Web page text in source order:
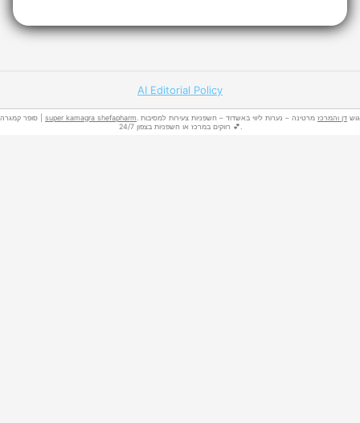
AI Editorial Policy
super kamagra shefapharm . גוש דן והמרכז מרטינה – נערות ליווי באשדוד – חשפניות צעירות למסיבות
רווקים במרכז או חשפניות בצפון 24/7 💕.